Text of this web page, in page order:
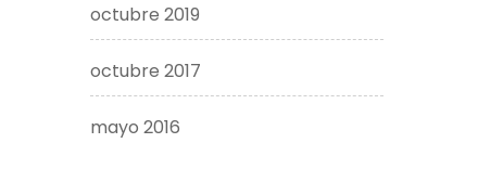
octubre 2019
octubre 2017
mayo 2016